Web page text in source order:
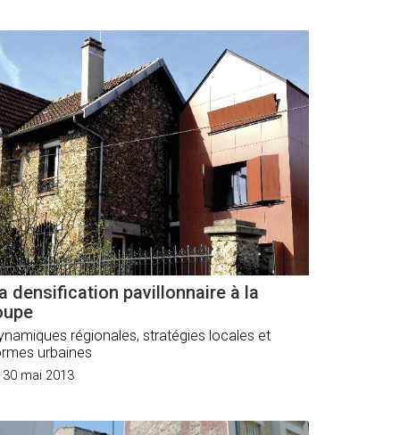
densification pavillonnaire à la
régionales, stratégies locales et
urbaines
30 mai 2013